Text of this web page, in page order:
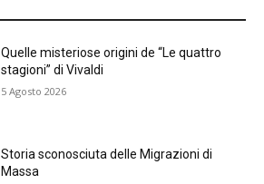
Quelle misteriose origini de “Le quattro
stagioni” di Vivaldi
5 Agosto 2026
Storia sconosciuta delle Migrazioni di
Massa